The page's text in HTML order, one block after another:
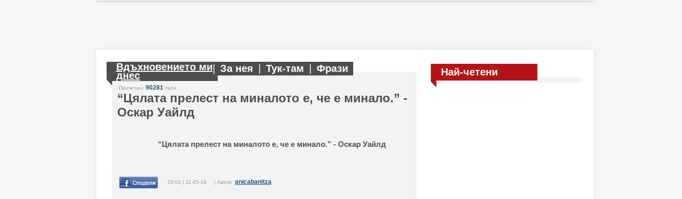
Вдъхновението ми
днес
| За нея Тук-там Фрази
Прочетен: 90281 пъти
“Цялата прелест на миналото е, че е минало.” -
Оскар Уайлд
“Цялата прелест на миналото е, че е минало.” - Оскар Уайлд
20:01 | 11-05-19 | Автор: anicabanitza
Най-четени